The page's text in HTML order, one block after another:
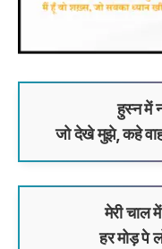
हुस्न में
जो देखे मुझे, कहे
मेरी चाल
हर मोड़ पे